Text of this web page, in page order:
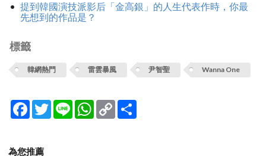
提到韓國演技派影后「金高銀」的人生代表作時，你最
先想到的作品是？
標籤
韓網熱門 雷雲暴風 尹智聖 Wanna One
Facebook
TwitterLine WhatsApp
Copy
Link
為您推薦